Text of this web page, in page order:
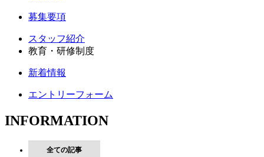
募集要項
スタッフ紹介
教育・研修制度
新着情報
エントリーフォーム
INFORMATION
全ての記事